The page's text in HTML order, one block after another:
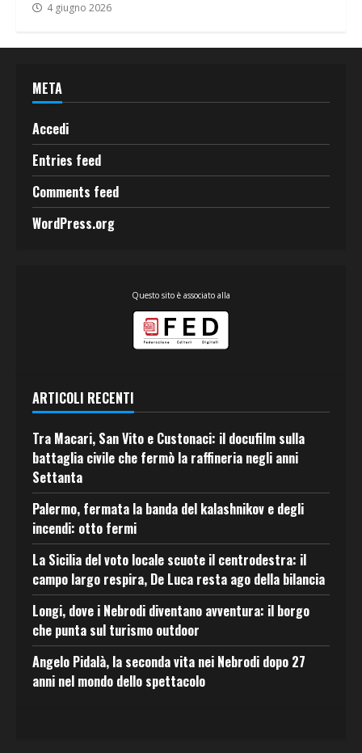
4 giugno 2026
META
Accedi
Entries feed
Comments feed
WordPress.org
Questo sito è associato alla
ARTICOLI RECENTI
Tra Macari, San Vito e Custonaci: il docufilm sulla
battaglia civile che fermò la raffineria negli anni
Settanta
Palermo, fermata la banda del kalashnikov e degli
incendi: otto fermi
La Sicilia del voto locale scuote il centrodestra: il
campo largo respira, De Luca resta ago della bilancia
Longi, dove i Nebrodi diventano avventura: il borgo
che punta sul turismo outdoor
Angelo Pidalà, la seconda vita nei Nebrodi dopo 27
anni nel mondo dello spettacolo